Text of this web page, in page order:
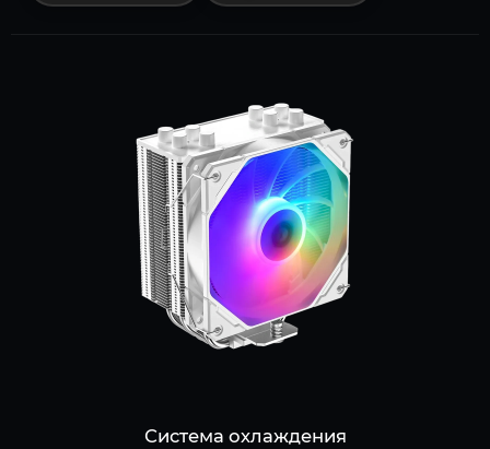
Система охлаждения